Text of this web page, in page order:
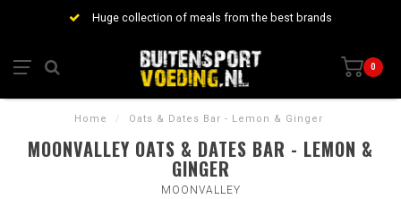
Huge collection of meals from the best brands
0
Home / Oats & Dates Bar - Lemon & Ginger
MOONVALLEY OATS & DATES BAR - LEMON &
GINGER
MOONVALLEY